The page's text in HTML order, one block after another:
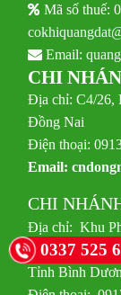
Mã số thuế:
Email:
CHI
Địa chỉ: C4/26,
Đồng Nai
Điện thoại:
Email:
CHI
Địa chỉ: Khu
Thuận An,
Tỉnh Bình
0337 525